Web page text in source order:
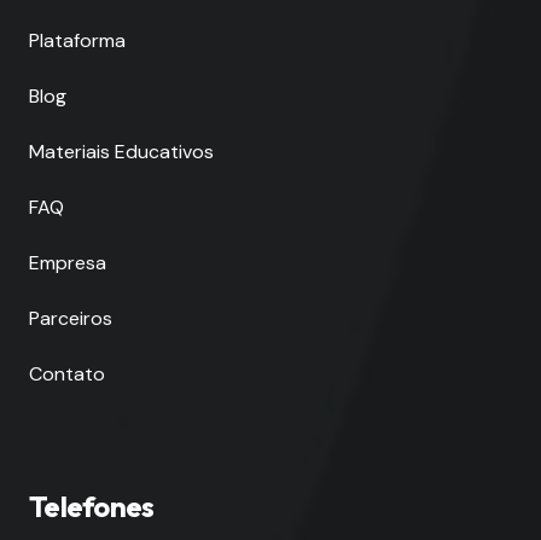
Plataforma
Blog
Materiais Educativos
FAQ
Empresa
Parceiros
Contato
Telefones